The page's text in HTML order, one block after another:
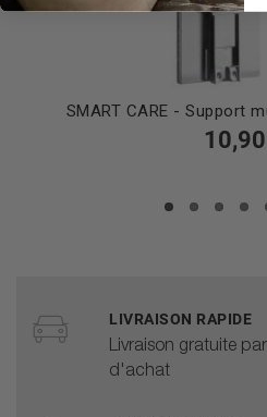
SMART CARE - Support
LIVRAISON RAPIDE
Livraison gratuite
d'achat